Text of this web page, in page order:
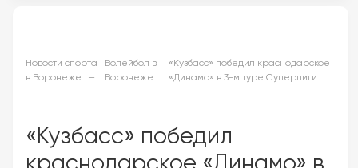
Новости спорта
в Воронеже
Волейбол в
Воронеже
«Кузбасс» победил краснодарское
«Динамо» в 3-м туре Суперлиги
«Кузбасс» победил